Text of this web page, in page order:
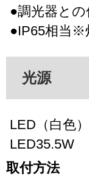
●調光器と
●IP65相当※
光源
LED（白色）
LED35.5W
取付方法